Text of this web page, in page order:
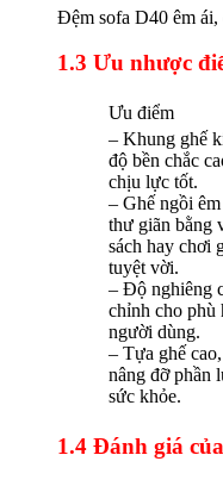
Đệm sofa D40 êm ái,
1.3 Ưu nhược
Ưu điểm
– Khung ghế
độ bền chắc
chịu lực tốt.
– Ghế ngồi
thư giãn bằng
sách hay chơi
tuyệt vời.
– Độ nghiêng
chỉnh cho phù
người dùng.
– Tựa ghế
nâng đỡ phần
sức khỏe.
1.4 Đánh giá